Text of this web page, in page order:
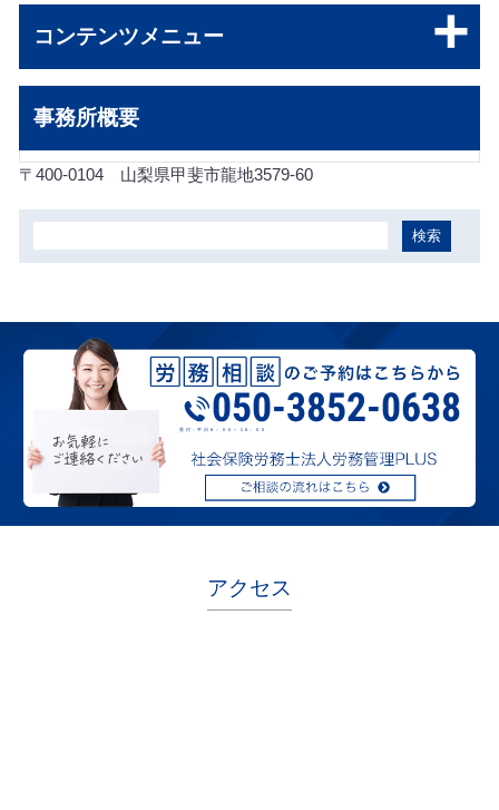
コンテンツメニュー
事務所概要
〒400-0104 山梨県甲斐市龍地3579-60
050-3852-0638
受付：平日９：００～１8：００
アクセス